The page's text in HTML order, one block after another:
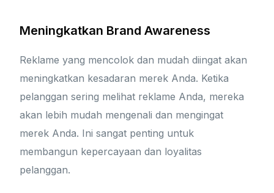
Meningkatkan Brand Awareness
Reklame yang mencolok dan mudah diingat akan
meningkatkan kesadaran merek Anda. Ketika
pelanggan sering melihat reklame Anda, mereka
akan lebih mudah mengenali dan mengingat
merek Anda. Ini sangat penting untuk
membangun kepercayaan dan loyalitas
pelanggan.